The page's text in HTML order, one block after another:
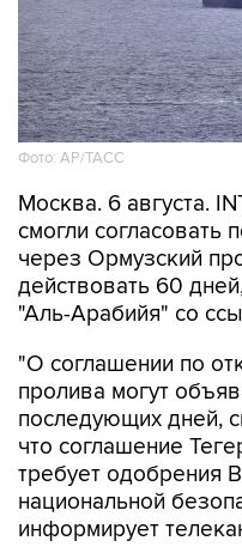
Фото: AP/ТАСС
Москва. 6 августа.
смогли согласовать
через Ормузский
действовать 60
"Аль-Арабийя" со
"О соглашении по
пролива могут
последующих дней,
что соглашение
требует одобрения
национальной
информирует